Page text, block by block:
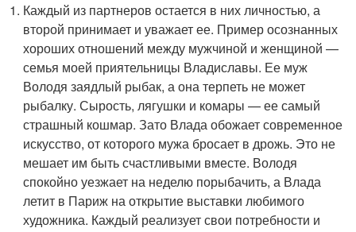
Каждый из партнеров остается в них личностью, а
второй принимает и уважает ее. Пример осознанных
хороших отношений между мужчиной и женщиной —
семья моей приятельницы Владиславы. Ее муж
Володя заядлый рыбак, а она терпеть не может
рыбалку. Сырость, лягушки и комары — ее самый
страшный кошмар. Зато Влада обожает современное
искусство, от которого мужа бросает в дрожь. Это не
мешает им быть счастливыми вместе. Володя
спокойно уезжает на неделю порыбачить, а Влада
летит в Париж на открытие выставки любимого
художника. Каждый реализует свои потребности и